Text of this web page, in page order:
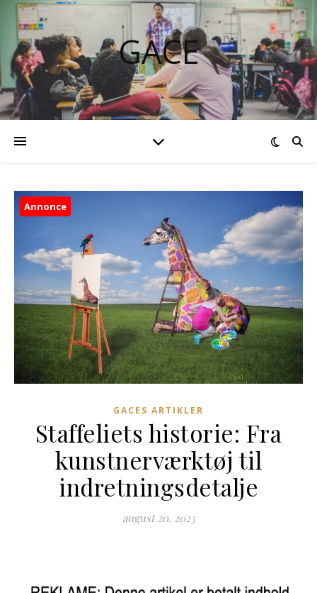
GACE
Annonce
GACES ARTIKLER
Staffeliets historie: Fra
kunstnerværktøj til
indretningsdetalje
august 20, 2023